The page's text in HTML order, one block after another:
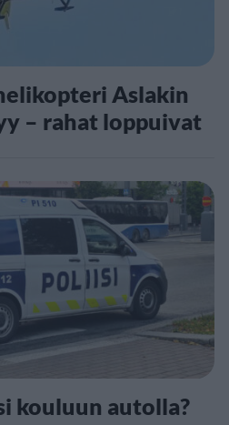
Aslakin
– rahat loppuivat
kouluun autolla?